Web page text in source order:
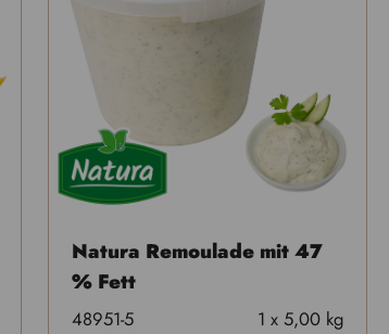
Natura Remoulade mit 47
% Fett
48951-5 1 x 5,00 kg